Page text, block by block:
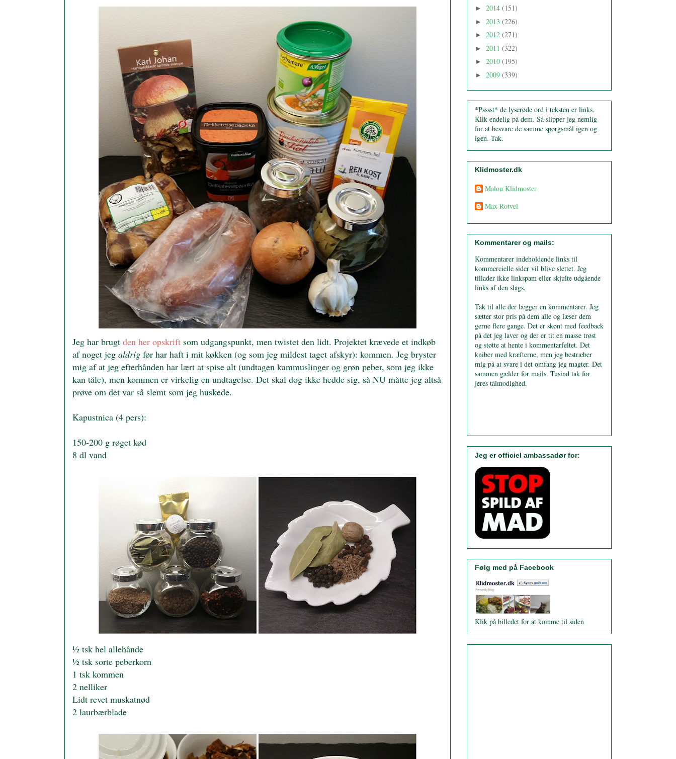
Jeg har brugt den her opskrift som udgangspunkt, men twistet den lidt. Projektet krævede et indkøb
af noget jeg aldrig før har haft i mit køkken (og som jeg mildest taget afskyr): kommen. Jeg bryster
mig af at jeg efterhånden har lært at spise alt (undtagen kammuslinger og grøn peber, som jeg ikke
kan tåle), men kommen er virkelig en undtagelse. Det skal dog ikke hedde sig, så NU måtte jeg altså
prøve om det var så slemt som jeg huskede.
Kapustnica (4 pers):
150-200 g røget kød
8 dl vand
½ tsk hel allehånde
½ tsk sorte peberkorn
1 tsk kommen
2 nelliker
Lidt revet muskatnød
2 laurbærblade
► 2014 (151)
► 2013 (226)
► 2012 (271)
► 2011 (322)
► 2010 (195)
► 2009 (339)
*Psssst* de lyserøde ord i teksten er links.
Klik endelig på dem. Så slipper jeg nemlig
for at besvare de samme spørgsmål igen og
igen. Tak.
Klidmoster.dk
Malou Klidmoster
Max Rotvel
Kommentarer og mails:
Kommentarer indeholdende links til
kommercielle sider vil blive slettet. Jeg
tillader ikke linkspam eller skjulte udgående
links af den slags.
Tak til alle der lægger en kommentarer. Jeg
sætter stor pris på dem alle og læser dem
gerne flere gange. Det er skønt med feedback
på det jeg laver og der er tit en masse trøst
og støtte at hente i kommentarfeltet. Det
kniber med kræfterne, men jeg bestræber
mig på at svare i det omfang jeg magter. Det
sammen gælder for mails. Tusind tak for
jeres tålmodighed.
Jeg er officiel ambassadør for:
Følg med på Facebook
Klik på billedet for at komme til siden